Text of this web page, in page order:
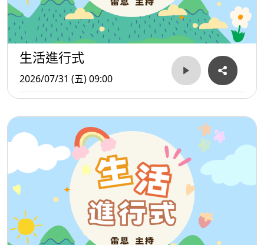
生活進行式
2026/07/31 (五) 09:00